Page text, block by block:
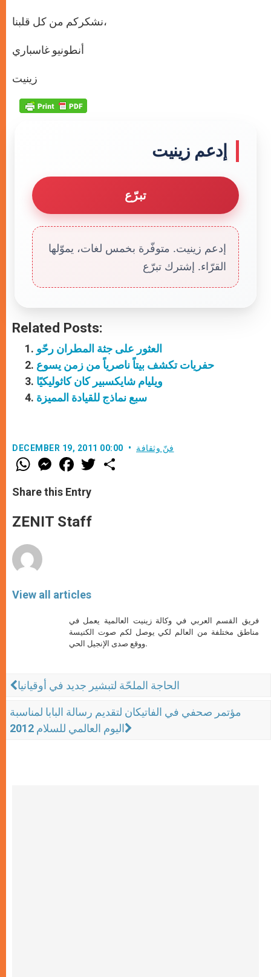
نشكركم من كل قلبنا،
أنطونيو غاسباري
زينيت
إدعم زينيت
تبرّع
إدعم زينيت. متوفّرة بخمس لغات، يموّلها
القرّاء. إشترك تبرّع
Related Posts:
العثور على جثة المطران رحّو
حفريات تكشف بيتاً ناصرياً من زمن يسوع
ويليام شايكسبير كان كاثوليكيًا
سبع نماذج للقيادة المميزة
DECEMBER 19, 2011 00:00 فنّ وثقافة
W
h
t
s
p
p
M
e
s
e
g
e
F
a
e
b
o
k
w
Share this Entry
ZENIT Staff
View all articles
فريق القسم العربي في وكالة زينيت العالمية يعمل في
مناطق مختلفة من العالم لكي يوصل لكم صوت الكنيسة
ووقع صدى الإنجيل الحي.
الحاجة الملحّة لتبشير جديد في أوقيانيا
مؤتمر صحفي في الفاتيكان لتقديم رسالة البابا لمناسبة
اليوم العالمي للسلام 2012